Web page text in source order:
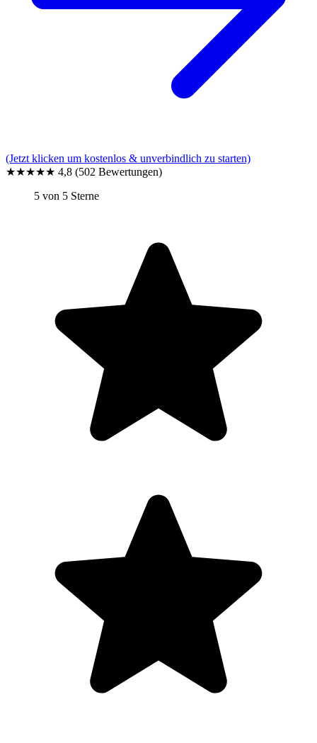
(Jetzt klicken um kostenlos & unverbindlich zu starten)
★★★★★ 4,8 (502 Bewertungen)
5 von 5 Sterne